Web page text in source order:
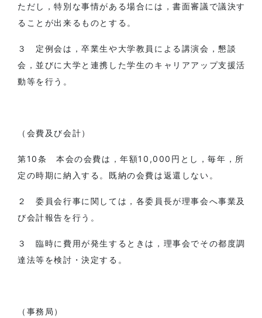
ただし，特別な事情がある場合には，書面審議で議決す
ることが出来るものとする。
３ 定例会は，卒業生や大学教員による講演会，懇談
会，並びに大学と連携した学生のキャリアアップ支援活
動等を行う。
（会費及び会計）
第10条 本会の会費は，年額10,000円とし，毎年，所
定の時期に納入する。既納の会費は返還しない。
２ 委員会行事に関しては，各委員長が理事会へ事業及
び会計報告を行う。
３ 臨時に費用が発生するときは，理事会でその都度調
達法等を検討・決定する。
（事務局）